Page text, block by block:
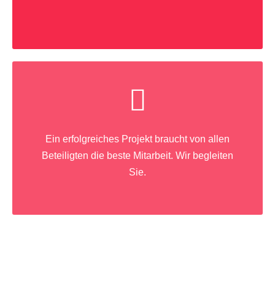
Ein erfolgreiches Projekt braucht von allen
Beteiligten die beste Mitarbeit. Wir begleiten
Sie.